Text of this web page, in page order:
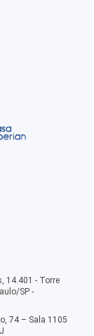
14.401 - Torre
SP -
74 – Sala 1105